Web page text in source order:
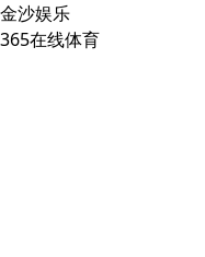
金沙娱乐
365在线体育